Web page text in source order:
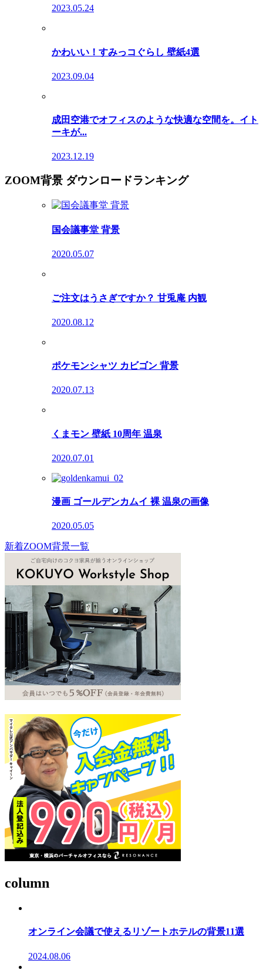
2023.05.24
かわいい！すみっコぐらし 壁紙4選
2023.09.04
成田空港でオフィスのような快適な空間を。イト
ーキが...
2023.12.19
ZOOM背景 ダウンロードランキング
国会議事堂 背景
2020.05.07
ご注文はうさぎですか？ 甘兎庵 内観
2020.08.12
ポケモンシャツ カビゴン 背景
2020.07.13
くまモン 壁紙 10周年 温泉
2020.07.01
漫画 ゴールデンカムイ 裸 温泉の画像
2020.05.05
新着ZOOM背景一覧
column
オンライン会議で使えるリゾートホテルの背景11選
2024.08.06